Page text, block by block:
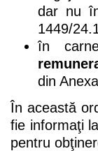
dar nu
1449/
în
din
În această
fie informaţi
pentru